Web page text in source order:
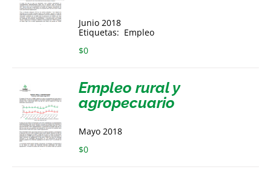
Junio 2018
Etiquetas: Empleo
$0
Empleo rural y
agropecuario
Mayo 2018
$0